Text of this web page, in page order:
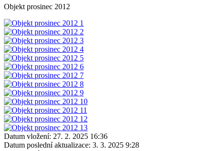
Objekt prosinec 2012
Datum vložení: 27. 2. 2025 16:36
Datum poslední aktualizace: 3. 3. 2025 9:28